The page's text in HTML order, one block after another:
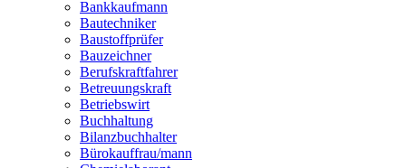
Bankkaufmann
Bautechniker
Baustoffprüfer
Bauzeichner
Berufskraftfahrer
Betreuungskraft
Betriebswirt
Buchhaltung
Bilanzbuchhalter
Bürokauffrau/mann